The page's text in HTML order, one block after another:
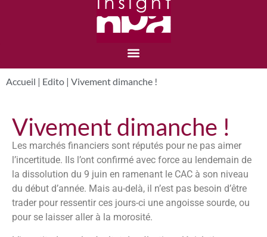
Accueil | Edito | Vivement dimanche !
Vivement dimanche !
Les marchés financiers sont réputés pour ne pas aimer
l’incertitude. Ils l’ont confirmé avec force au lendemain de
la dissolution du 9 juin en ramenant le CAC à son niveau
du début d’année. Mais au-delà, il n’est pas besoin d’être
trader pour ressentir ces jours-ci une angoisse sourde, ou
pour se laisser aller à la morosité.